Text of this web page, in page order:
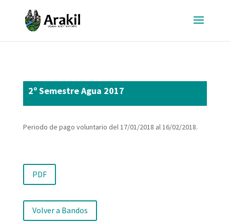
2º Semestre Agua 2017
Periodo de pago voluntario del 17/01/2018 al 16/02/2018.
PDF
Volver a Bandos